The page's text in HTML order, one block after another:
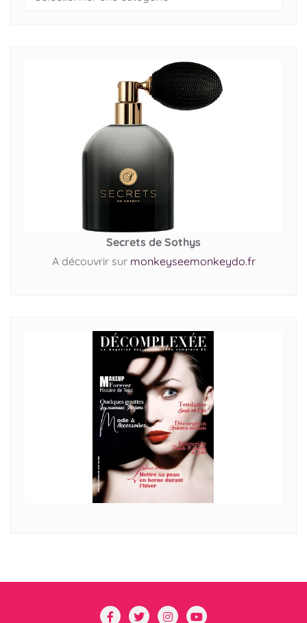
Secrets de Sothys
A découvrir sur monkeyseemonkeydo.fr